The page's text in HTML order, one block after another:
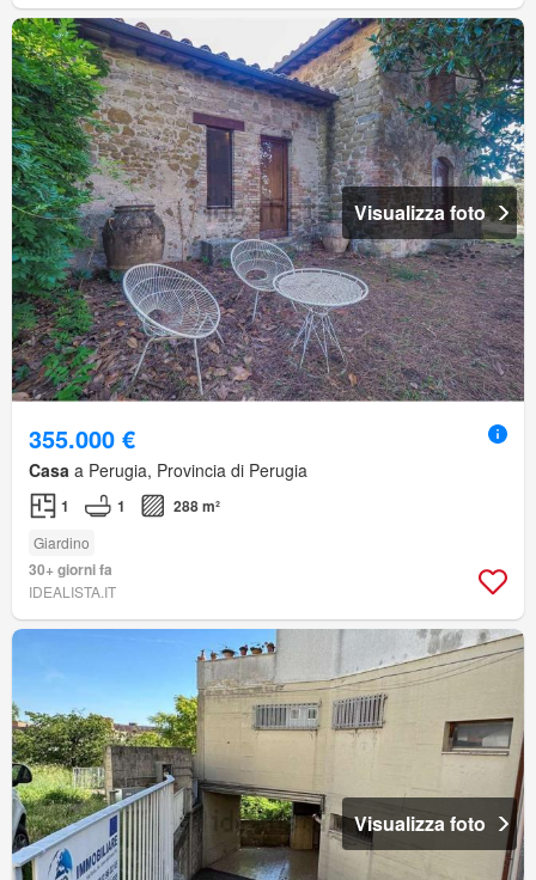
Visualizza foto
355.000 €
Casa a Perugia, Provincia di Perugia
1 1 288 m²
Giardino
30+ giorni fa
IDEALISTA.IT
Visualizza foto